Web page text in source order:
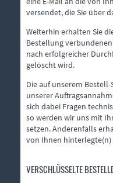
versendet, die Sie über
Weiterhin erhalten Sie
Bestellung
nach erfolgreicher
gelöscht wird.
Die auf unserem
unserer
sich dabei Fragen
so werden wir uns mit
setzen. Anderenfalls
von Ihnen hinterlegte(n)
VERSCHLÜSSELTE